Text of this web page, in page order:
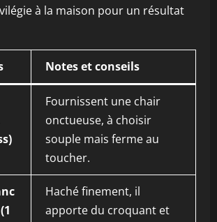
à la maison pour un résultat
Notes et conseils
Fournissent une chair
onctueuse, à choisir
souple mais ferme au
toucher.
Haché finement, il
apporte du croquant et